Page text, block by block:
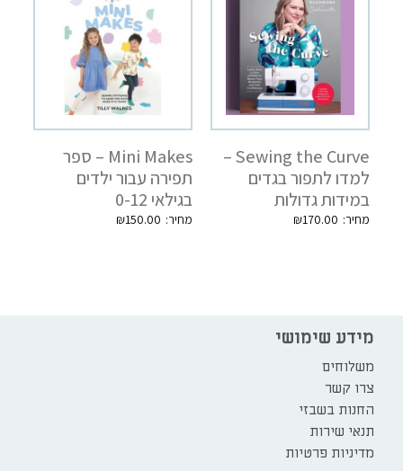
Sewing the Curve –
למדו לתפור בגדים
במידות גדולות
₪170.00
Mini Makes – ספר
תפירה עבור ילדים
בגילאי 0-12
₪150.00
מידע שימושי
משלוחים
צרו קשר
החנות בשבזי
תנאי שירות
מדיניות פרטיות